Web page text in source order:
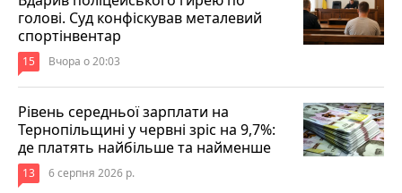
голові. Суд конфіскував металевий
спортінвентар
15 Вчора о 20:03
Рівень середньої зарплати на
Тернопільщині у червні зріс на 9,7%:
де платять найбільше та найменше
13 6 серпня 2026 р.